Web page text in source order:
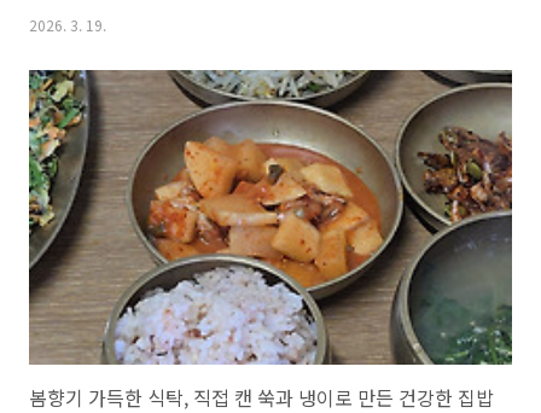
담백한 나물무침으로 건강한 한 끼를 준비했습니다.자극적이지 않으면
만 균형 잡힌 집밥 식탁을 소개합니다. 1.감자시락국(Potato Siraegi
Soup)▶ 재료 (Ingredients)감자 2개 (2 potatoes)대파 1/2대 (1/2
green onion)시래기 150g (150g dried radish greens)쌀뜨물 4컵 (4
cups rice washing water)된장 1숟가락 (1 tbsp soybean..
2026. 3. 19.
봄향기 가득한 식탁, 직접 캔 쑥과 냉이로 만든 건강한 집밥